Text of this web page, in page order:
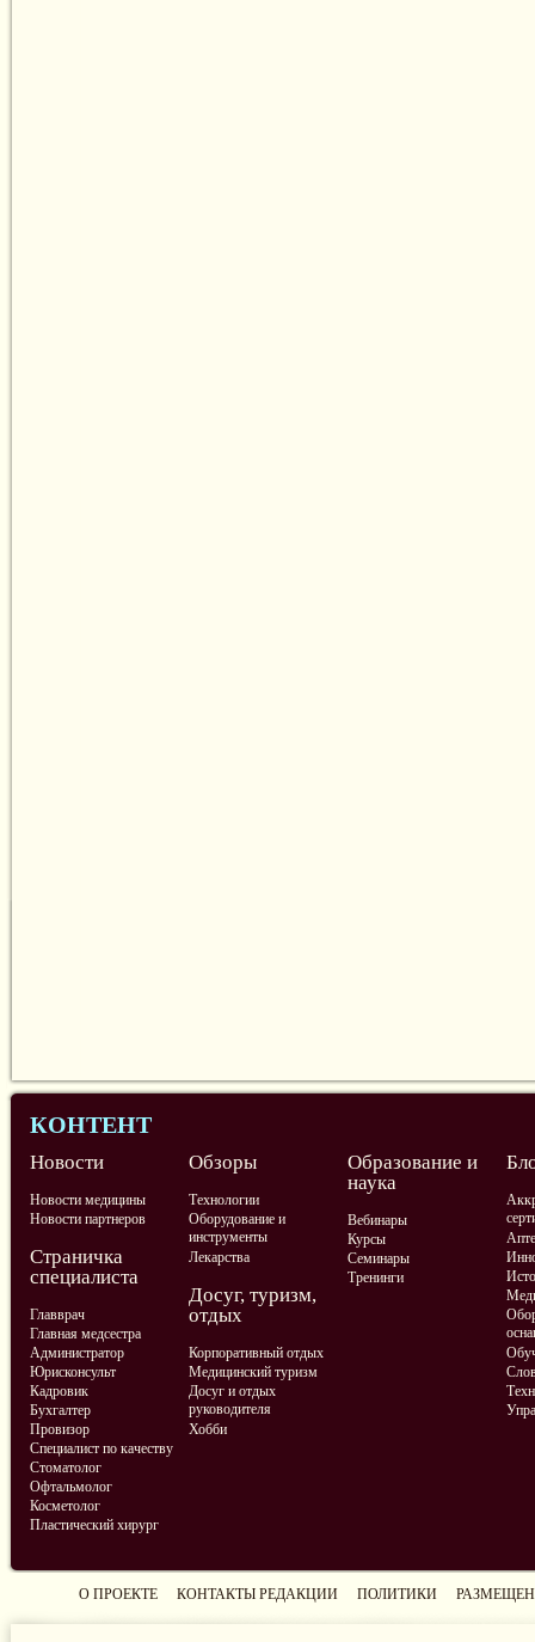
КОНТЕНТ
Новости
Новости медицины
Новости партнеров
Обзоры
Технологии
Оборудование и
инструменты
Лекарства
Образование и
наука
Вебинары
Курсы
Семинары
Тренинги
Страничка
специалиста
Главврач
Главная медсестра
Администратор
Юрисконсульт
Кадровик
Бухгалтер
Провизор
Специалист по качеству
Стоматолог
Офтальмолог
Косметолог
Пластический хирург
Досуг, туризм,
отдых
Корпоративный отдых
Медицинский туризм
Досуг и отдых
руководителя
Хобби
О ПРОЕКТЕ КОНТАКТЫ РЕДАКЦИИ ПОЛИТИКИ